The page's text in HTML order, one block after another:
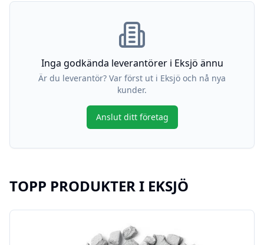
Inga godkända leverantörer i Eksjö ännu
Är du leverantör? Var först ut i Eksjö och nå nya
kunder.
Anslut ditt företag
TOPP PRODUKTER I EKSJÖ